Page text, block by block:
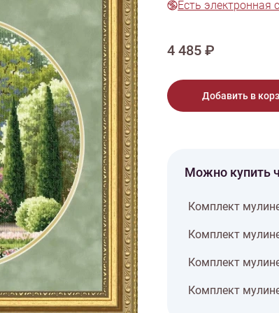
Натюрморт
Птицы
Варежки
Есть электронная
4 485 ₽
Добавить в
Можно купить
Комплект
Комплект
Комплект
Комплект